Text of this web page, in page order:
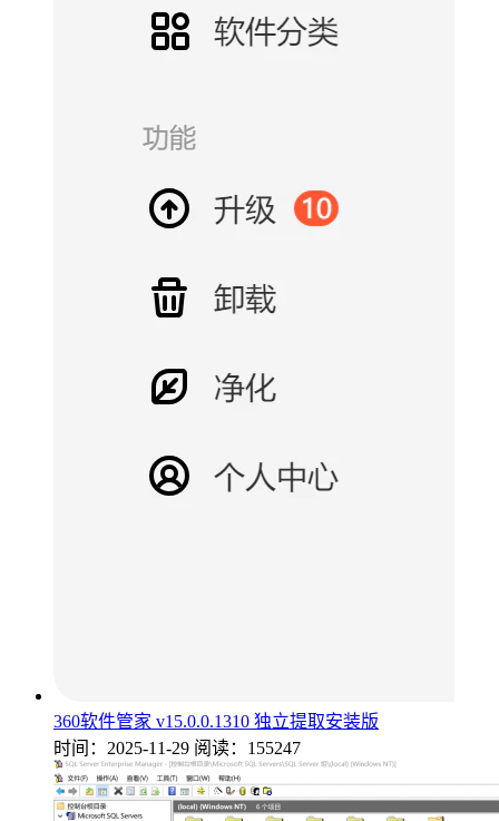
360软件管家 v15.0.0.1310 独立提取安装版
时间：2025-11-29 阅读：155247